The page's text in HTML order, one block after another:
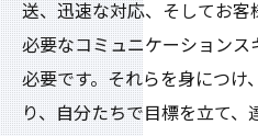
送、迅速な対応、そしてお
必要なコミュニケーションス
必要です。それらを身につけ
り、自分たちで目標を立て、